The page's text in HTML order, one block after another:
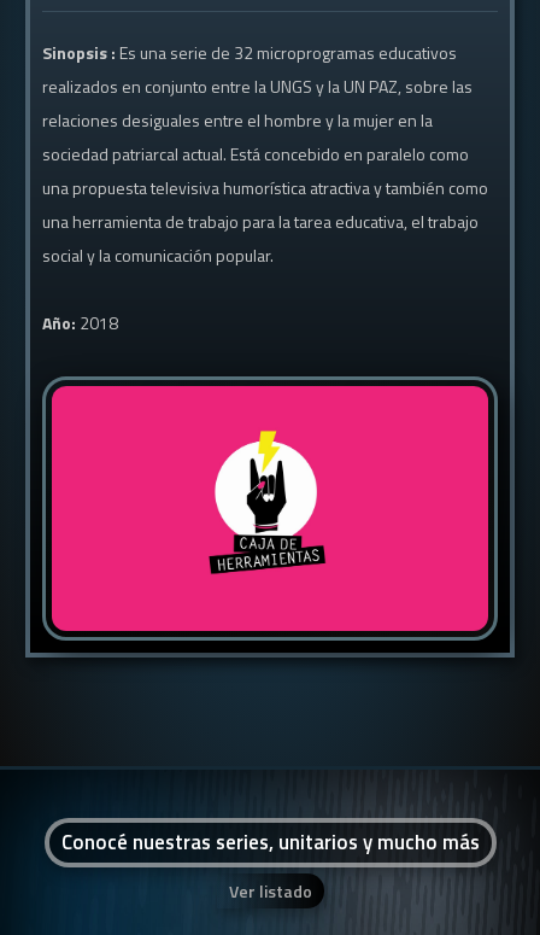
Sinopsis : Es una serie de 32 microprogramas educativos
realizados en conjunto entre la UNGS y la UN PAZ, sobre las
relaciones desiguales entre el hombre y la mujer en la
sociedad patriarcal actual. Está concebido en paralelo como
una propuesta televisiva humorística atractiva y también como
una herramienta de trabajo para la tarea educativa, el trabajo
social y la comunicación popular.
Año: 2018
Conocé nuestras series, unitarios y mucho más
Ver listado